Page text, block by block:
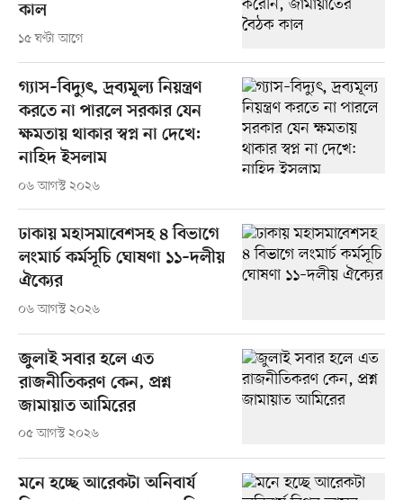
কাল
১৫ ঘণ্টা আগে
গ্যাস–বিদ্যুৎ, দ্রব্যমূল্য নিয়ন্ত্রণ
করতে না পারলে সরকার যেন
ক্ষমতায় থাকার স্বপ্ন না দেখে:
নাহিদ ইসলাম
০৬ আগস্ট ২০২৬
ঢাকায় মহাসমাবেশসহ ৪ বিভাগে
লংমার্চ কর্মসূচি ঘোষণা ১১–দলীয়
ঐক্যের
০৬ আগস্ট ২০২৬
জুলাই সবার হলে এত
রাজনীতিকরণ কেন, প্রশ্ন
জামায়াত আমিরের
০৫ আগস্ট ২০২৬
মনে হচ্ছে আরেকটা অনিবার্য